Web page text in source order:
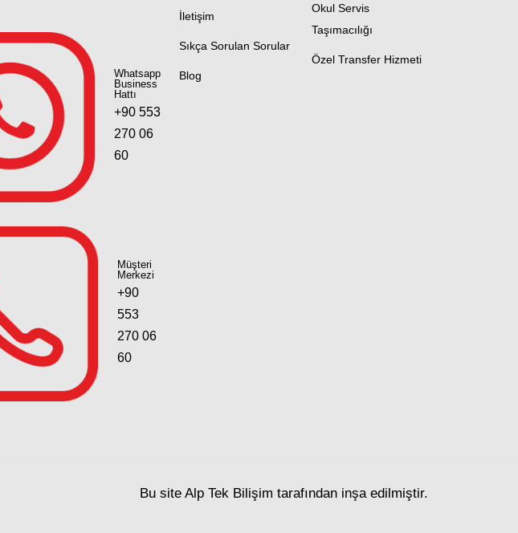
Whatsapp
Business
Hattı
+90 553
270 06
60
Müşteri
Merkezi
+90
553
270 06
60
İletişim
Sıkça Sorulan Sorular
Blog
Okul Servis
Taşımacılığı
Özel Transfer Hizmeti
Bu site Alp Tek Bilişim tarafından inşa edilmiştir.